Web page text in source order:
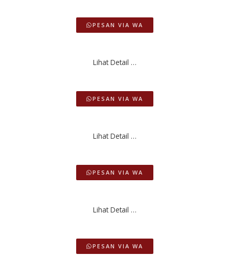
PESAN VIA WA
Lihat Detail …
PESAN VIA WA
Lihat Detail …
PESAN VIA WA
Lihat Detail …
PESAN VIA WA